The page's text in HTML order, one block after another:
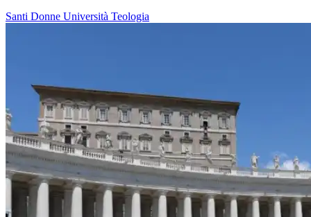
Santi Donne Università Teologia